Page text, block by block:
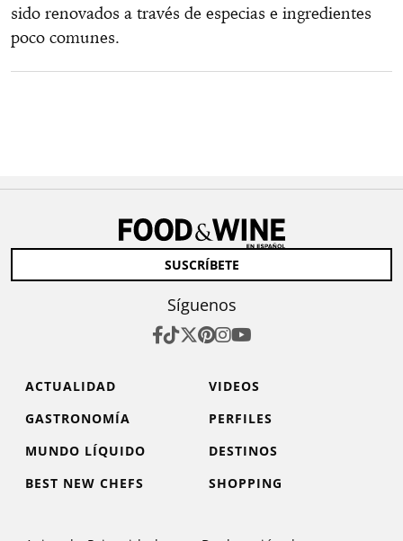
sido renovados a través de especias e ingredientes
poco comunes.
SUSCRÍBETE
Síguenos
ACTUALIDAD
VIDEOS
GASTRONOMÍA
PERFILES
MUNDO LÍQUIDO
DESTINOS
BEST NEW CHEFS
SHOPPING